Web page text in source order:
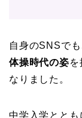
自身のSNSで
体操時代の姿
なりました。
中学入学とと